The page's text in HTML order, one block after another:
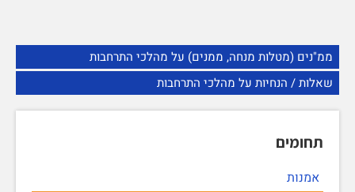
ממ"נים (מטלות מנחה, ממנים) על מהלכי התרחבות
שאלות / הנחיות על מהלכי התרחבות
תחומים
אמנות